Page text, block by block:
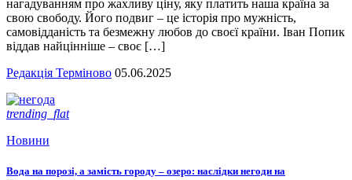
нагадуванням про жахливу ціну, яку платить наша країна за
свою свободу. Його подвиг – це історія про мужність,
самовідданість та безмежну любов до своєї країни. Іван Попик
віддав найцінніше – своє […]
Редакція Терміново 05.06.2025
trending_flat
Новини
Вода на порозі, а замість городу – озеро: наслідки негоди на